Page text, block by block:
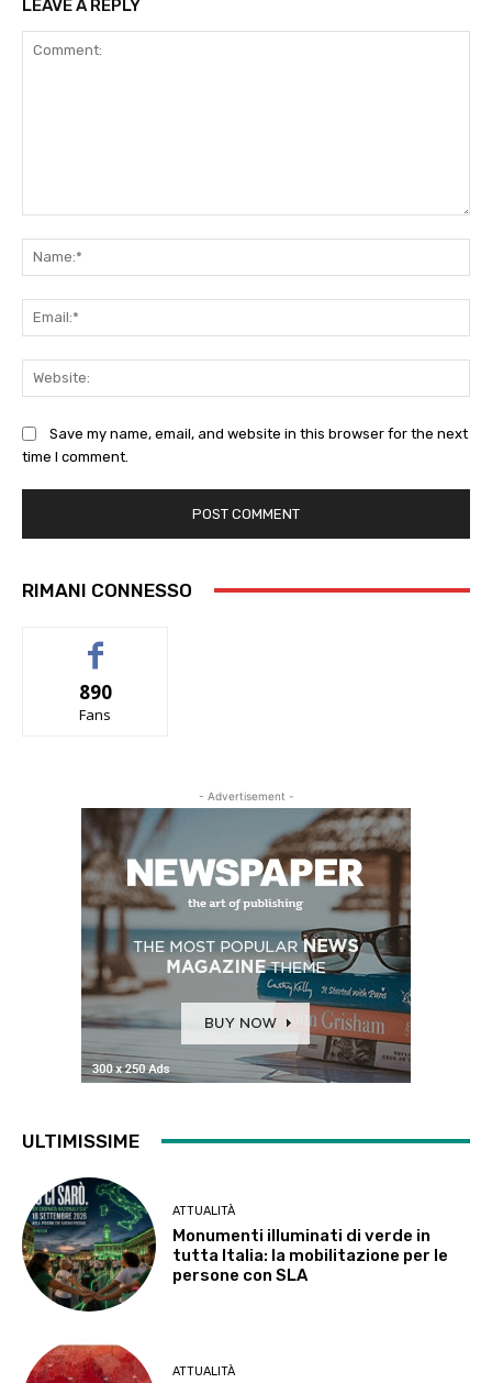
LEAVE A REPLY
Save my name, email, and website in this browser for the next
time I comment.
RIMANI CONNESSO
890
Fans
- Advertisement -
ULTIMISSIME
ATTUALITÀ
Monumenti illuminati di verde in
tutta Italia: la mobilitazione per le
persone con SLA
ATTUALITÀ